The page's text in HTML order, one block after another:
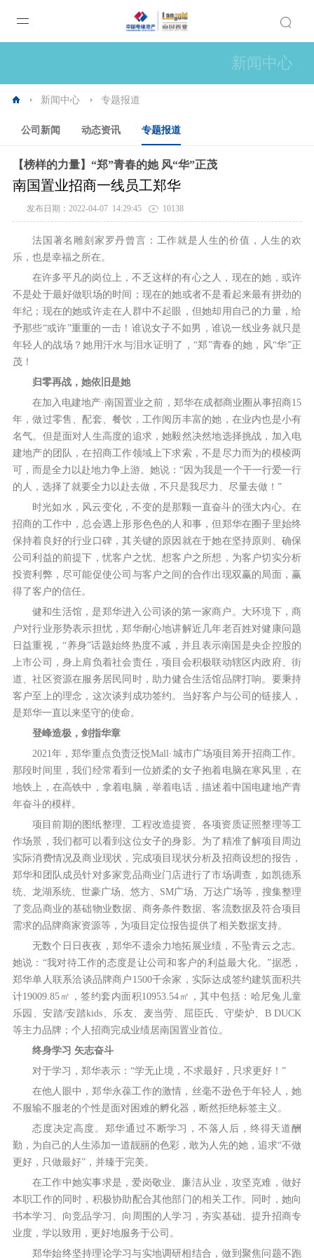
新闻中心
新闻中心 专题报道
公司新闻 动态资讯 专题报道
【榜样的力量】“郑”青春的她 风“华”正茂
南国置业招商一线员工郑华
发布日期：2022-04-07 14:29:45 10138
法国著名雕刻家罗丹曾言：工作就是人生的价值，人生的欢
乐，也是幸福之所在。
在许多平凡的岗位上，不乏这样的有心之人，现在的她，或许
不是处于最好做职场的时间；现在的她或者不是看起来最有拼劲的
年纪；现在的她或许走在人群中不起眼，但她却用自己的力量，给
予那些“或许”重重的一击！谁说女子不如男，谁说一线业务就只是
年轻人的战场？她用汗水与泪水证明了，“郑”青春的她，风“华”正
茂！
归零再战，她依旧是她
在加入电建地产·南国置业之前，郑华在成都商业圈从事招商15
年，做过零售、配套、餐饮，工作阅历丰富的她，在业内也是小有
名气。但是面对人生高度的追求，她毅然决然地选择挑战，加入电
建地产的团队，在招商工作领域上下求索，不是尽力而为的模棱两
可，而是全力以赴地力争上游。她说：“因为我是一个干一行爱一行
的人，选择了就要全力以赴去做，不只是我尽力、尽量去做！”
时光如水，风云变化，不变的是那颗一直奋斗的强大内心。在
招商的工作中，总会遇上形形色色的人和事，但郑华在圈子里始终
保持着良好的行业口碑，其关键的原因就在于她在坚持原则、确保
公司利益的前提下，忧客户之忧、想客户之所想，为客户切实分析
投资利弊，尽可能促使公司与客户之间的合作出现双赢的局面，赢
得了客户的信任。
健和生活馆，是郑华进入公司谈的第一家商户。大环境下，商
户对行业形势表示担忧，郑华耐心地讲解近几年老百姓对健康问题
日益重视，“养身”话题始终热度不减，并且表示南国是央企控股的
上市公司，身上肩负着社会责任，项目会积极联动辖区内政府、街
道、社区资源在服务居民同时，助力健合生活馆品牌打响。要秉持
客户至上的理念，这次谈判成功签约。当好客户与公司的链接人，
是郑华一直以来坚守的使命。
登峰造极，剑指华章
2021年，郑华重点负责泛悦Mall·城市广场项目筹开招商工作。
那段时间里，我们经常看到一位娇柔的女子抱着电脑在寒风里，在
地铁上，在高铁中，拿着电脑，举着电话，描述着中国电建地产青
年奋斗的模样。
项目前期的图纸整理、工程改造提资、各项资质证照整理等工
作场景，我们都可以看到这位女子的身影。为了精准了解项目周边
实际消费情况及商业现状，完成项目现状分析及招商设想的报告，
郑华和团队成员针对多家竞品商业门店进行了市场调查，如凯德系
统、龙湖系统、世豪广场、悠方、SM广场、万达广场等，搜集整理
了竞品商业的基础物业数据、商务条件数据、客流数据及符合项目
需求的品牌商家资源等，为项目定位报告提供了相关数据支持。
无数个日日夜夜，郑华不遗余力地拓展业绩，不坠青云之志。
她说：“我对待工作的态度是让公司和客户的利益最大化。”据悉，
郑华单人联系洽谈品牌商户1500千余家，实际达成签约建筑面积共
计19009.85㎡，签约套内面积10953.54㎡，其中包括：哈尼兔儿童
乐园、安踏/安踏kids、乐友、麦当劳、屈臣氏、守柴炉、B DUCK
等主力品牌；个人招商完成业绩居南国置业首位。
终身学习 矢志奋斗
对于学习，郑华表示：“学无止境，不求最好，只求更好！”
在他人眼中，郑华永葆工作的激情，丝毫不逊色于年轻人，她
不服输不服老的个性是面对困难的孵化器，断然拒绝标签主义。
态度决定高度。郑华通过不断学习，不落人后，终得天道酬
勤，为自己的人生添加一道靓丽的色彩，敢为人先的她，追求“不做
更好，只做最好”，并臻于完美。
在工作中她实事求是，爱岗敬业、廉洁从业，攻坚克难，做好
本职工作的同时，积极协助配合其他部门的相关工作。同时，她向
书本学习、向竞品学习、向周围的人学习，夯实基础、提升招商专
业度，学以致用，更好地服务于公司。
郑华始终坚持理论学习与实地调研相结合，做到聚焦问题不跑